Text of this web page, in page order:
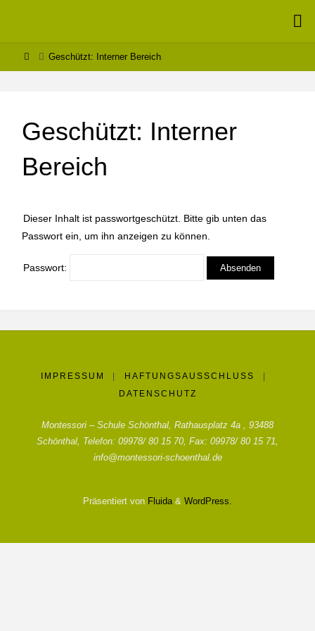
– SCHULE
SCHÖNTHAL
Geschützt: Interner Bereich
Geschützt: Interner
Bereich
Dieser Inhalt ist passwortgeschützt. Bitte gib unten das
Passwort ein, um ihn anzeigen zu können.
Passwort:
IMPRESSUM HAFTUNGSAUSSCHLUSS
DATENSCHUTZ
Montessori – Schule Schönthal, Rathausplatz 4a , 93488
Schönthal, Telefon: 09978/ 80 15 70, Fax: 09978/ 80 15 71,
info@montessori-schoenthal.de
Präsentiert von Fluida& WordPress.